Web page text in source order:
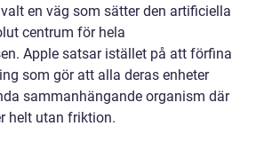
en väg som sätter den artificiella
centrum för hela
Apple satsar istället på att förfina
som gör att alla deras enheter
sammanhängande organism där
helt utan friktion.